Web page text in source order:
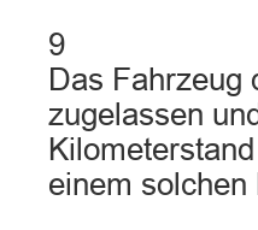
9
Das Fahrzeug
zugelassen
einem